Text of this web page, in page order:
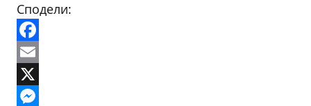
Сподели:
Facebook
Email
X